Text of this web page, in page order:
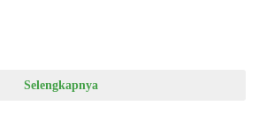
Selengkapnya